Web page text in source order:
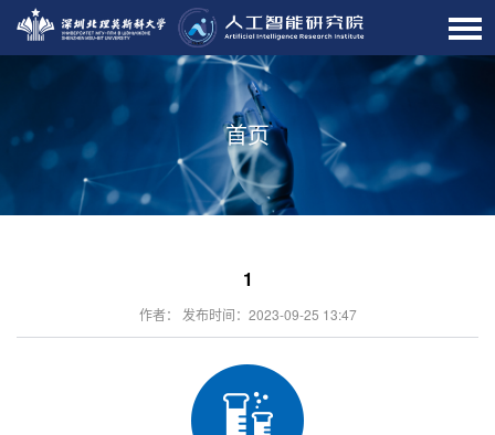
首页
1
作者： 发布时间：2023-09-25 13:47